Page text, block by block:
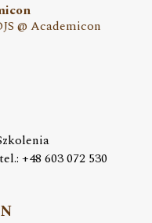
@ Academicon
+48 603 072 530